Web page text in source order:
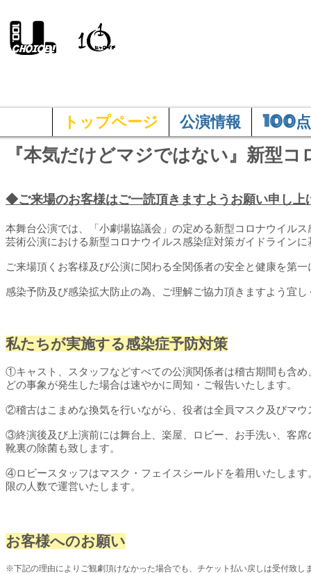
トップページ 公演情報 100点
『本気だけどマジではない』新型
◆ご来場のお客様はご一読頂きますようお願い申し上
本舞台公演では、「小劇場協議会」の定める新型コロナウイル
芸術公演における新型コロナウイルス感染症対策ガイドライン
ご来場頂くお客様及び公演に関わる全関係者の安全と健康を第
感染予防及び感染拡大防止の為、ご理解ご協力頂きますよう宜
私たちが実施する感染症予防対策
①キャスト、スタッフなどすべての公演関係者は稽古期間も含
どの事象が発生した場合は速やかに周知・ご報告いたします。
②稽古はこまめな換気を行いながら、役者は全員マスク及びマ
③終演後及び上演前には舞台上、楽屋、ロビー、お手洗い、客
靴裏の除菌も致します。
④ロビースタッフはマスク・フェイスシールドを着用いたしま
限の人数で運営いたします。
お客様へのお願い
※下記の理由によりご観劇頂けなかった場合でも、チケット払い戻しは受付致し